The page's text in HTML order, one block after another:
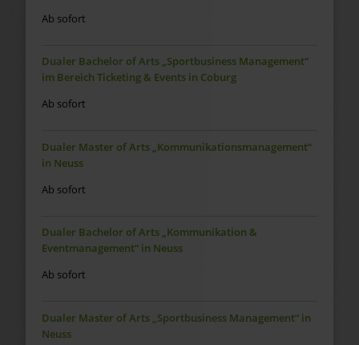
Ab sofort
Dualer Bachelor of Arts „Sportbusiness Management“
im Bereich Ticketing & Events in Coburg
Ab sofort
Dualer Master of Arts „Kommunikationsmanagement“
in Neuss
Ab sofort
Dualer Bachelor of Arts „Kommunikation &
Eventmanagement“ in Neuss
Ab sofort
Dualer Master of Arts „Sportbusiness Management“ in
Neuss